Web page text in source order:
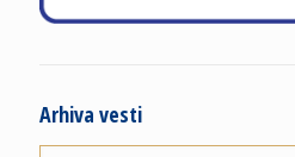
Arhiva vesti